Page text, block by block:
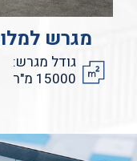
מגרש
גודל מגרש:
15000 מ"ר